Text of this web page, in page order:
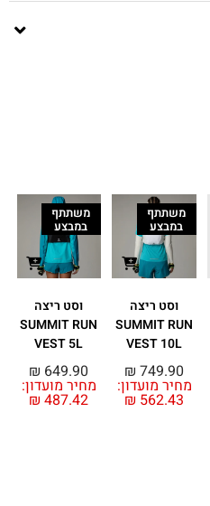
משתתף
במבצע
וסט ריצה
SUMMIT RUN
VEST 10L
מחיר מועדון:
₪ 562.43
₪ 749.90
משתתף
במבצע
וסט ריצה
SUMMIT RUN
VEST 5L
מחיר מועדון:
₪ 487.42
₪ 649.90